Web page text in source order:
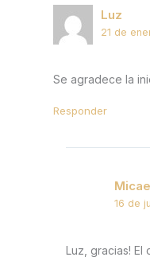
Luz
21 de
Se agradece la
Responder
16 de
Luz, gracias! El